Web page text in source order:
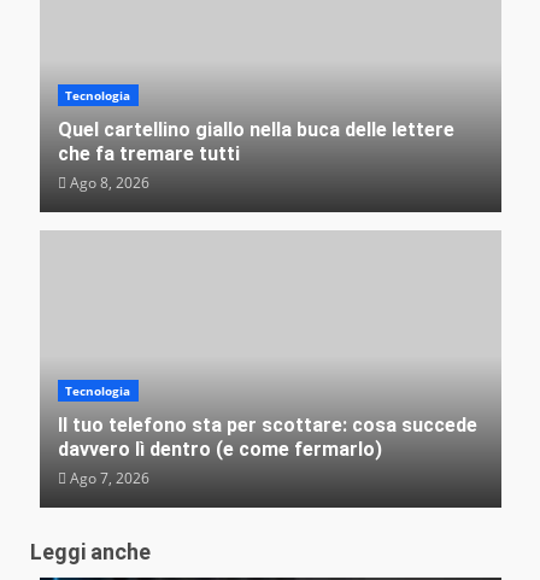
abbandonati?
VEB Ago 3, 2026
Tecnologia
Quel cartellino giallo nella buca delle lettere
che fa tremare tutti
Ago 8, 2026
Tecnologia
Il tuo telefono sta per scottare: cosa succede
davvero lì dentro (e come fermarlo)
Ago 7, 2026
Leggi anche